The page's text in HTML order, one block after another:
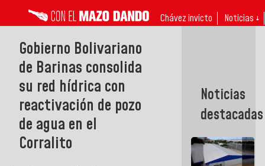
Chávez invicto Noticias ↓
Gobierno Bolivariano
de Barinas consolida
su red hídrica con
reactivación de pozo
de agua en el
Corralito
Noticias
destacadas